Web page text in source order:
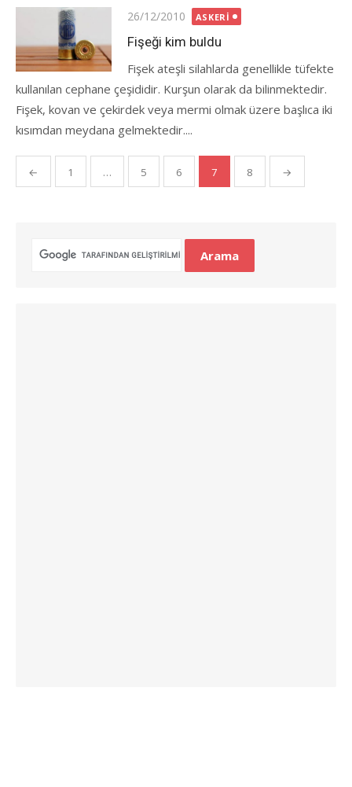
Posted
on
26/12/2010 ASKERI
Fişeği kim buldu
Fişek ateşli silahlarda genellikle tüfekte
kullanılan cephane çeşididir. Kurşun olarak da bilinmektedir.
Fişek, kovan ve çekirdek veya mermi olmak üzere başlıca iki
kısımdan meydana gelmektedir....
Yazı
gezinmesi
← 1 … 5 6 7 8 →